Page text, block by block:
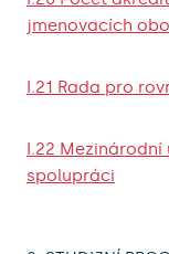
jmenovacích
I.21 Rada pro
I.22
spolupráci